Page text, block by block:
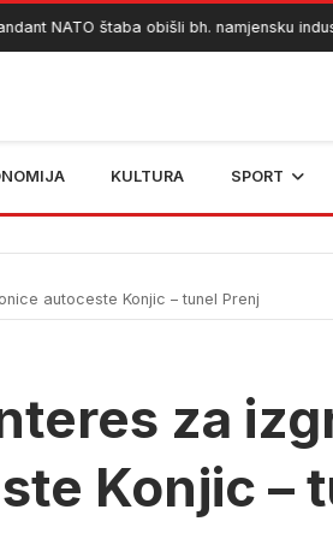
NATO štaba obišli bh. namjensku industriju
KULTURA SPORT
autoceste Konjic – tunel Prenj
za
Konjic –